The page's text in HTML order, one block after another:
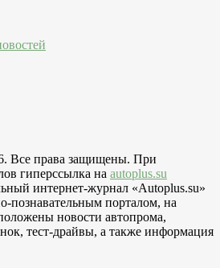
Все права защищены. При
гиперссылка на autoplus.su
интернет-журнал «Autoplus.su»
познавательным порталом, на
новости автопрома,
тест-драйвы, а также информация